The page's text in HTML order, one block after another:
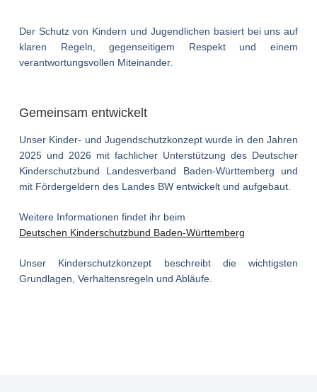
Der Schutz von Kindern und Jugendlichen basiert bei uns auf
klaren Regeln, gegenseitigem Respekt und einem
verantwortungsvollen Miteinander.
Gemeinsam entwickelt
Unser Kinder- und Jugendschutzkonzept wurde in den Jahren
2025 und 2026 mit fachlicher Unterstützung des Deutscher
Kinderschutzbund Landesverband Baden-Württemberg und
mit Fördergeldern des Landes BW entwickelt und aufgebaut.
Weitere Informationen findet ihr beim
Deutschen Kinderschutzbund Baden-Württemberg
Unser Kinderschutzkonzept beschreibt die wichtigsten
Grundlagen, Verhaltensregeln und Abläufe.